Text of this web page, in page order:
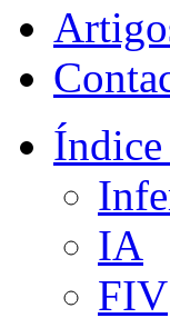
IA
FIV